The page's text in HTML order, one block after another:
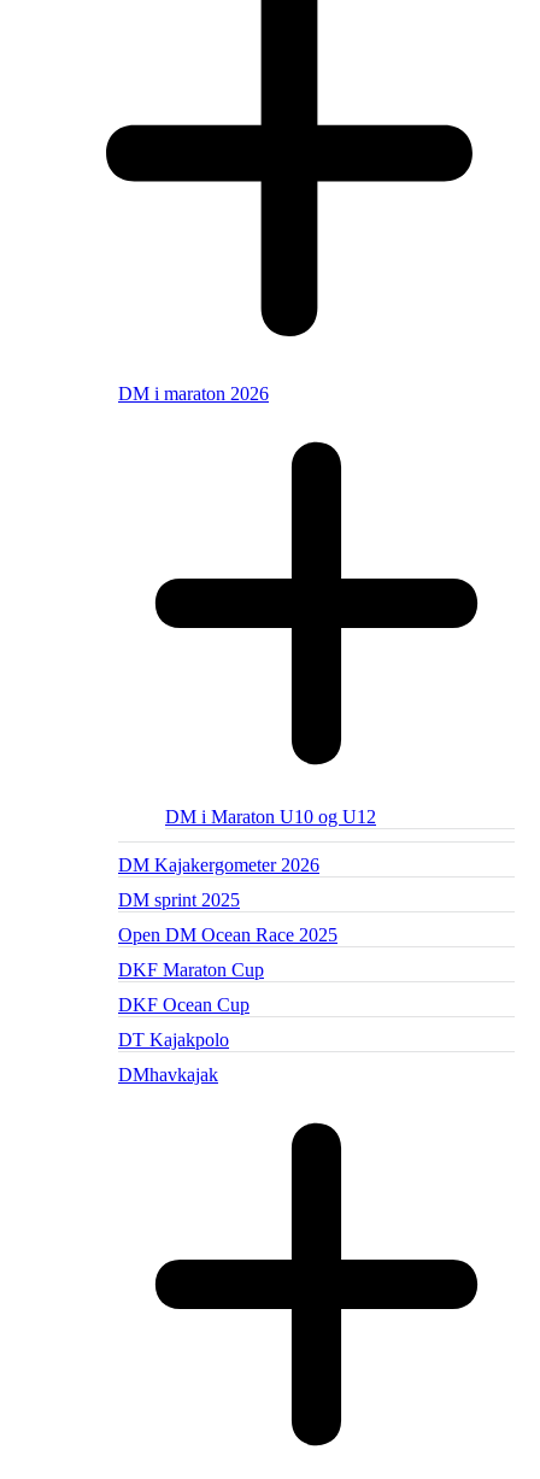
DM i maraton 2026
DM i Maraton U10 og U12
DM Kajakergometer 2026
DM sprint 2025
Open DM Ocean Race 2025
DKF Maraton Cup
DKF Ocean Cup
DT Kajakpolo
DMhavkajak